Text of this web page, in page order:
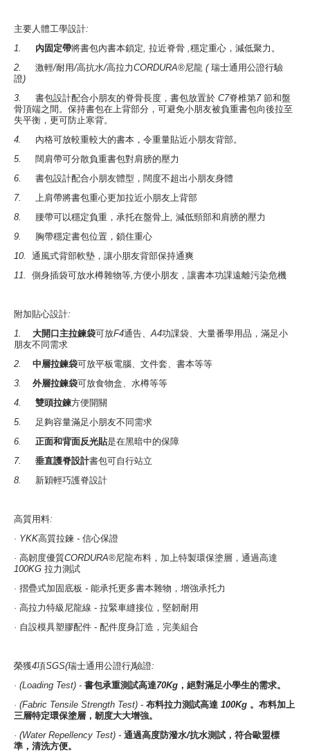
主要人體工學設計:
1. 內固定帶將書包內書本鎖定, 拉近脊骨 ,穩定重心，減低聚力。
2. 激輕/耐用/高抗水/高拉力CORDURA®尼龍 ( 瑞士通用公證行驗
證)
3. 書包設計配合小朋友的脊骨長度，書包放置於 C7脊椎第7 節和盤
骨頂端之間。保持書包在上背部分，可避免小朋友被負重書包向後拉至
失平衡，更可防止寒背。
4. 內格可放較重較大的書本，令重量貼近小朋友背部。
5. 闊肩帶可分散負重書包對肩膀的壓力
6. 書包設計配合小朋友體型，闊度不超出小朋友身體
7. 上肩帶將書包重心更加拉近小朋友上背部
8. 腰帶可以穩定負重，承托在盤骨上, 減低頸部和肩膀的壓力
9. 胸帶穩定書包位置，鎖住重心
10. 通風式背部軟墊，讓小朋友背部保持通爽
11. 側身插袋可放水樽雜物等,方便小朋友，讓書本功課遠離污染危機
附加貼心設計:
1. 大開口主拉鍊袋可放F4通告、A4功課袋、大量番學用品，滿足小
朋友不同需求
2. 中層拉鍊袋可放平板電腦、文件套、書本等等
3. 外層拉鍊袋可放食物盒、水樽等等
4. 雙頭拉鍊方便開關
5. 足夠容量滿足小朋友不同需求
6. 正面和背面反光貼是在黑暗中的保障
7. 垂直護脊設計書包可自行站立
8. 新穎輕巧護脊設計
高質用料:
· YKK高質拉鍊 - 信心保證
· 高韌度優質CORDURA®尼龍布料，加上特製環保塗層，通過高達
100KG 拉力測試
· 摺疊式加固底板 - 能承托更多書本雜物，增強承托力
· 高拉力特級尼龍線 - 拉緊車縫接位，堅韌耐用
· 自設模具塑膠配件 - 配件度身訂造，完美組合
榮獲4項SGS(瑞士通用公證行)驗證:
· (Loading Test) - 書包承重測試高達70Kg ，絕對滿足小學生的需求。
· (Fabric Tensile Strength Test) - 布料拉力測試高達 100Kg 。布料加上
三層特定環保塗層，韌度大大增強。
· (Water Repellency Test) - 通過高度防潑水/抗水測試，符合歐盟標
準，清洗方便。